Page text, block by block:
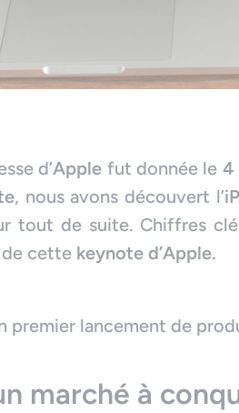
d’Apple fut donnée le 4
, nous avons découvert l’
tout de suite. Chiffres
de cette keynote d’Apple.
premier lancement de
marché à